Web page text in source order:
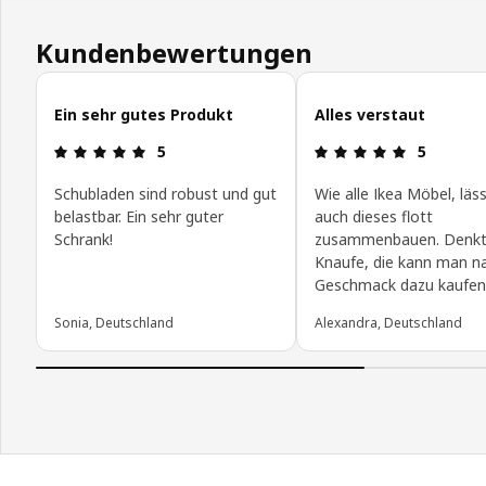
Kundenbewertungen
Kundenbewertungen überspringen
Ein sehr gutes Produkt
Bewertung: 5 von 5 Sterne
5
Schubladen sind robust und gut
belastbar. Ein sehr guter
Schrank!
Sonia, Deutschland
Alles verstaut
5
Wie alle Ikea Möbel,
auch dieses flott
zusammenbauen.
Knaufe, die kann man
Geschmack dazu
Alexandra, Deutschland